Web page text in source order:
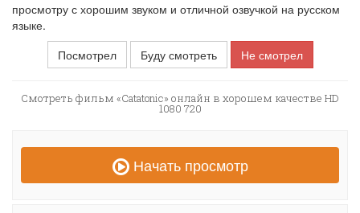
просмотру с хорошим звуком и отличной озвучкой на русском
языке.
Посмотрел
Буду смотреть Не смотрел
Смотреть фильм «Catatonic» онлайн в хорошем качестве HD
1080 720
Начать просмотр